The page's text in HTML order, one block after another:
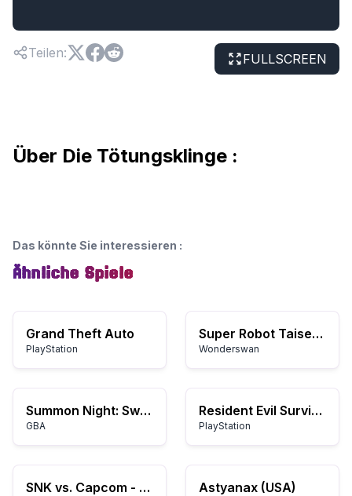
Teilen: FULLSCREEN
Über Die Tötungsklinge :
Das könnte Sie interessieren :
Ähnliche Spiele
Grand Theft Auto
PlayStation
Super Robot Taisen Compact
Wonderswan
Summon Night: Swordcraft Story
GBA
Resident Evil Survivor
PlayStation
SNK vs. Capcom - The Match of the Millennium (World) (En,Ja) Astyanax (USA)